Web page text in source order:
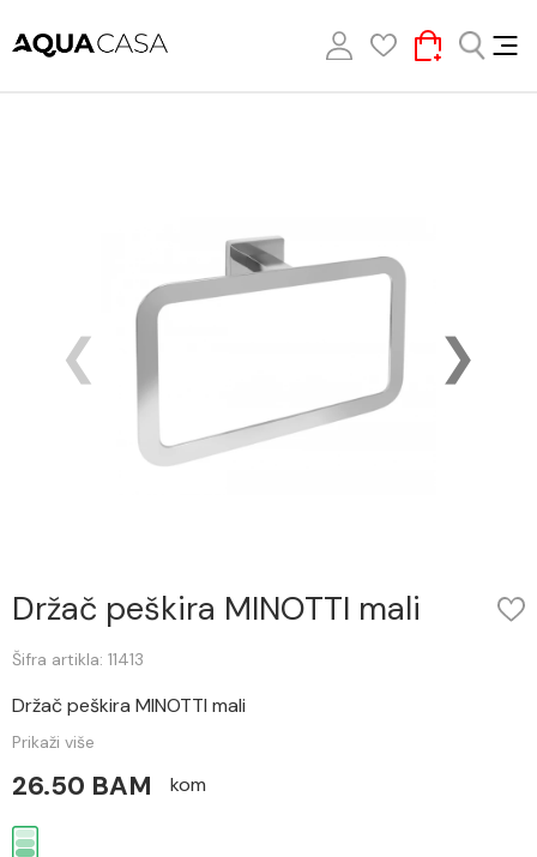
Držač peškira MINOTTI mali
Šifra artikla: 11413
Držač peškira MINOTTI mali
Prikaži više
26.50 BAM kom